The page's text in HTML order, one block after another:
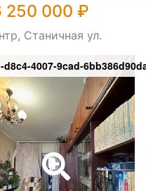
250 000 ₽
Станичная ул.
d8c4-4007-9cad-